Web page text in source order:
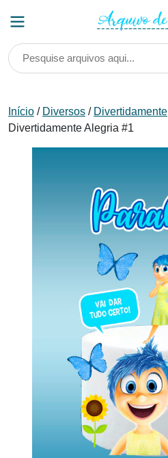
Início / Diversos / Divertidamente
Divertidamente Alegria #1